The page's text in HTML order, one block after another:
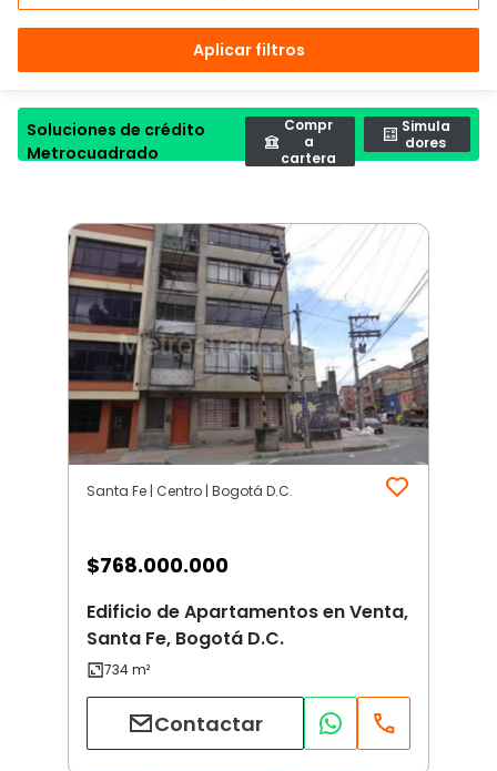
Aplicar filtros
Soluciones de crédito
Metrocuadrado
Compr
a
cartera
Simula
dores
Santa Fe | Centro | Bogotá D.C.
$768.000.000
Edificio de Apartamentos en Venta,
Santa Fe, Bogotá D.C.
Contactar